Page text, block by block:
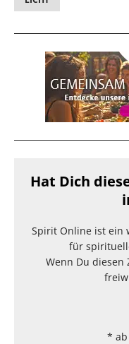
Hat Dich
Spirit Online ist ein
für
Wenn Du diesen
* ab